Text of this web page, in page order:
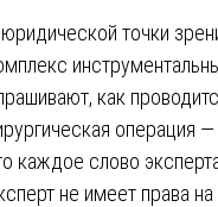
точки
как
операция
каждое слово
не имеет права